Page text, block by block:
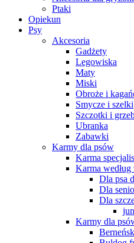
Ptaki
Opiekun
Psy
Akcesoria
Gadżety
Legowiska
Maty
Miski
Obroże i
Smycze i szelki
Szczotki i
Ubranka
Zabawki
Karmy dla psów
Karma
Karma według
Dla psa
Dla
Dla
Karmy dla